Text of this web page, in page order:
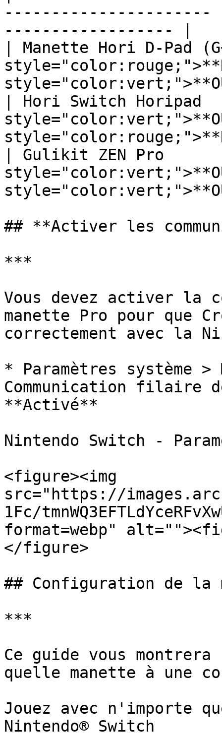
------------------ |
| Manette Hori D-Pad
| Hori Switch Horipad
| Gulikit ZEN Pro
## **Activer les
***
Vous devez activer la
manette Pro pour que
correctement avec la
* Paramètres système
Communication filaire
**Activé**
Nintendo Switch -
<figure><img
src="https://
1Fc/
format=webp"
</figure>
## Configuration de la
***
Ce guide vous montrera
quelle manette à une
Jouez avec n'importe
Nintendo® Switch﻿